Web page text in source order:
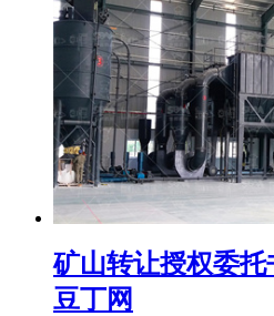
矿山转让授权委托
豆丁网